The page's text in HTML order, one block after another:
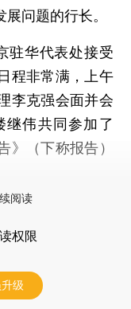
问题的行长。
华代表处接受
程非常满，上午
李克强会面并会
继伟共同参加了
》（下称报告）
阅读
权限
级